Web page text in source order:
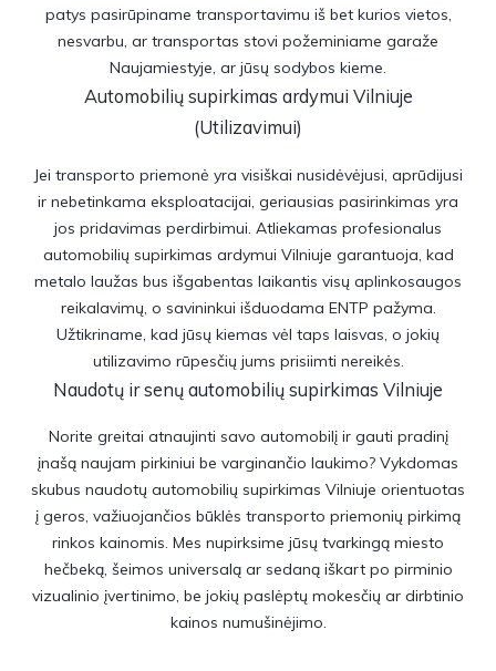
patys pasirūpiname transportavimu iš bet kurios vietos,
nesvarbu, ar transportas stovi požeminiame garaže
Naujamiestyje, ar jūsų sodybos kieme.
Automobilių supirkimas ardymui Vilniuje
(Utilizavimui)
Jei transporto priemonė yra visiškai nusidėvėjusi, aprūdijusi
ir nebetinkama eksploatacijai, geriausias pasirinkimas yra
jos pridavimas perdirbimui. Atliekamas profesionalus
automobilių supirkimas ardymui Vilniuje garantuoja, kad
metalo laužas bus išgabentas laikantis visų aplinkosaugos
reikalavimų, o savininkui išduodama ENTP pažyma.
Užtikriname, kad jūsų kiemas vėl taps laisvas, o jokių
utilizavimo rūpesčių jums prisiimti nereikės.
Naudotų ir senų automobilių supirkimas Vilniuje
Norite greitai atnaujinti savo automobilį ir gauti pradinį
įnašą naujam pirkiniui be varginančio laukimo? Vykdomas
skubus naudotų automobilių supirkimas Vilniuje orientuotas
į geros, važiuojančios būklės transporto priemonių pirkimą
rinkos kainomis. Mes nupirksime jūsų tvarkingą miesto
hečbeką, šeimos universalą ar sedaną iškart po pirminio
vizualinio įvertinimo, be jokių paslėptų mokesčių ar dirbtinio
kainos numušinėjimo.